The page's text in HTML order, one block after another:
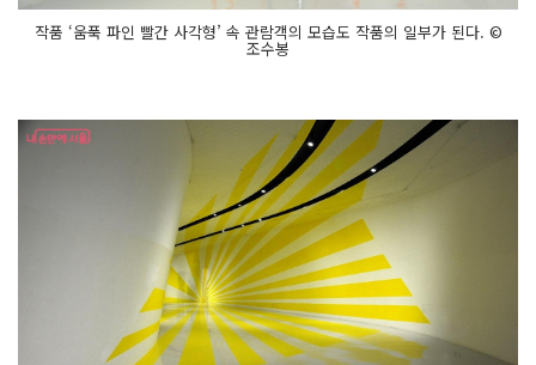
작품 ‘움푹 파인 빨간 사각형’ 속 관람객의 모습도 작품의 일부가 된다. ©
조수봉